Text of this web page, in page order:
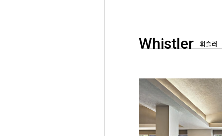
Whistler 휘슬러